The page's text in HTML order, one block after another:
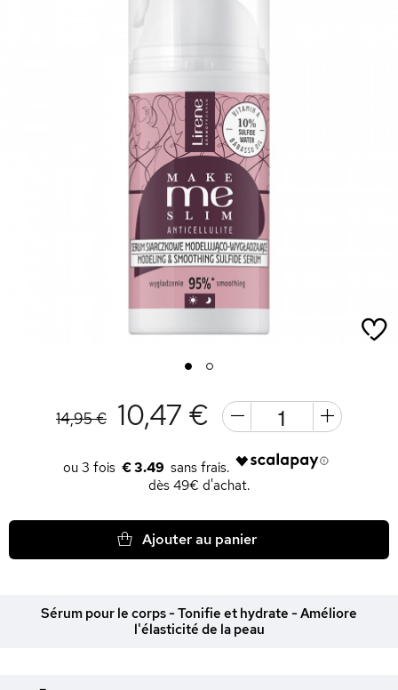
1 2
14,95 € 10,47 €
€ 3.49
dès 49€ d'achat.
Ajouter au panier
Sérum pour le corps - Tonifie et hydrate - Améliore
l'élasticité de la peau